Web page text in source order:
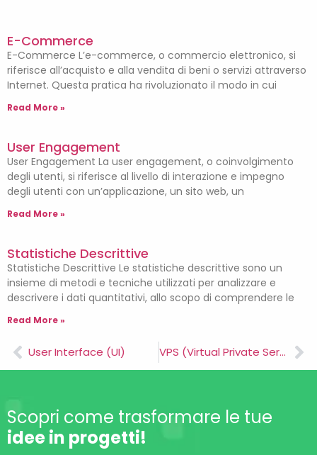
E-Commerce
E-Commerce L’e-commerce, o commercio elettronico, si
riferisce all’acquisto e alla vendita di beni o servizi attraverso
Internet. Questa pratica ha rivoluzionato il modo in cui
Read More »
User Engagement
User Engagement La user engagement, o coinvolgimento
degli utenti, si riferisce al livello di interazione e impegno
degli utenti con un’applicazione, un sito web, un
Read More »
Statistiche Descrittive
Statistiche Descrittive Le statistiche descrittive sono un
insieme di metodi e tecniche utilizzati per analizzare e
descrivere i dati quantitativi, allo scopo di comprendere le
Read More »
User Interface (UI) VPS (Virtual Private Server)
Scopri come trasformare le tue
idee in progetti!